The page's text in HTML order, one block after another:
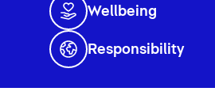
Wellbeing
Responsibility